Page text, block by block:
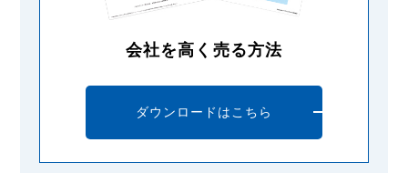
会社を高く売る方法
ダウンロードはこちら